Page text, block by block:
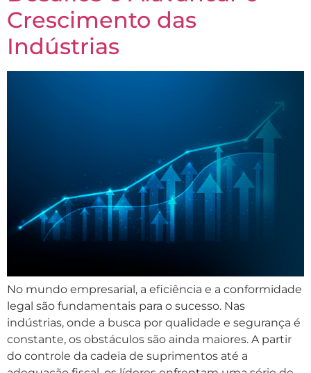
Crescimento das
Indústrias
No mundo empresarial, a eficiência e a conformidade
legal são fundamentais para o sucesso. Nas
indústrias, onde a busca por qualidade e segurança é
constante, os obstáculos são ainda maiores. A partir
do controle da cadeia de suprimentos até a